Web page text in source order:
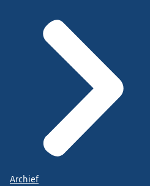
Archief